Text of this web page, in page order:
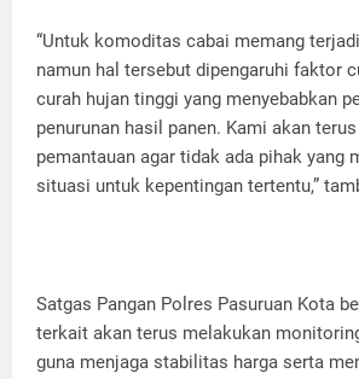
“Untuk komoditas cabai memang
namun hal tersebut dipengaruhi faktor
curah hujan tinggi yang menyebabkan
penurunan hasil panen. Kami akan
pemantauan agar tidak ada pihak yang
situasi untuk kepentingan tertentu,”
Satgas Pangan Polres Pasuruan Kota
terkait akan terus melakukan
guna menjaga stabilitas harga serta